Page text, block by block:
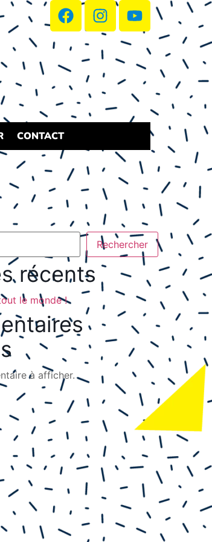
CONTACT
Rechercher
récents
le monde !
à afficher.